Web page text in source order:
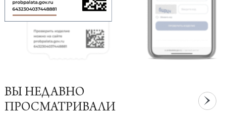
ВЫ НЕДАВНО
ПРОСМАТРИВАЛИ